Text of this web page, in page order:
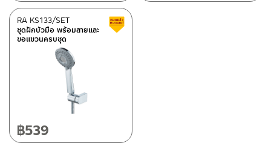
ชุดฝักบัวมือ พร้อมสายและ
ขอแขวนครบชุด
RA KS133/SET
฿539